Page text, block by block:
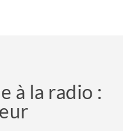
à la radio :